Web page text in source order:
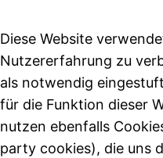
Diese Website
Nutzererfahrung zu
als notwendig
für die Funktion dieser
nutzen ebenfalls
party cookies), die uns